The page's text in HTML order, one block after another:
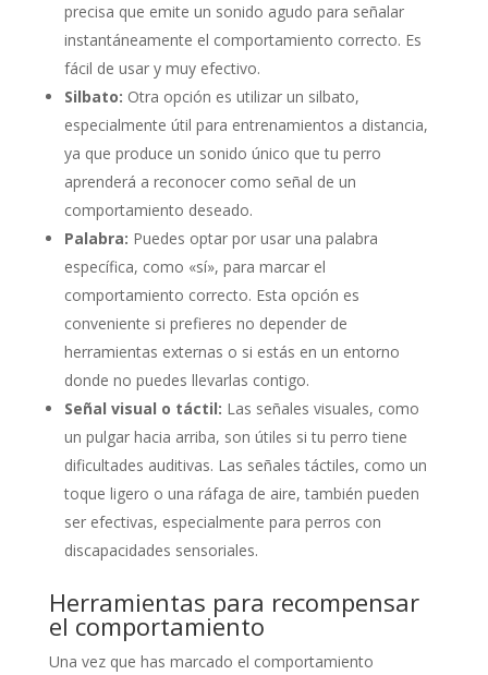
precisa que emite un sonido agudo para señalar
instantáneamente el comportamiento correcto. Es
fácil de usar y muy efectivo.
Silbato: Otra opción es utilizar un silbato,
especialmente útil para entrenamientos a distancia,
ya que produce un sonido único que tu perro
aprenderá a reconocer como señal de un
comportamiento deseado.
Palabra: Puedes optar por usar una palabra
específica, como «sí», para marcar el
comportamiento correcto. Esta opción es
conveniente si prefieres no depender de
herramientas externas o si estás en un entorno
donde no puedes llevarlas contigo.
Señal visual o táctil: Las señales visuales, como
un pulgar hacia arriba, son útiles si tu perro tiene
dificultades auditivas. Las señales táctiles, como un
toque ligero o una ráfaga de aire, también pueden
ser efectivas, especialmente para perros con
discapacidades sensoriales.
Herramientas para recompensar
el comportamiento
Una vez que has marcado el comportamiento